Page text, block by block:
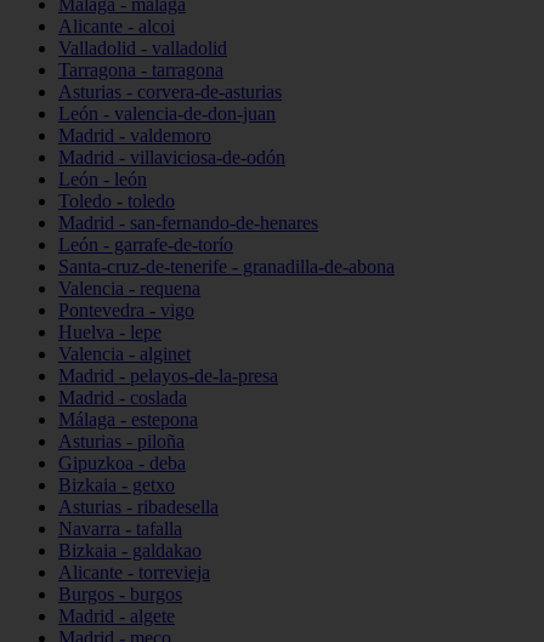
Málaga - málaga
Alicante - alcoi
Valladolid - valladolid
Tarragona - tarragona
Asturias - corvera-de-asturias
León - valencia-de-don-juan
Madrid - valdemoro
Madrid - villaviciosa-de-odón
León - león
Toledo - toledo
Madrid - san-fernando-de-henares
León - garrafe-de-torío
Santa-cruz-de-tenerife - granadilla-de-abona
Valencia - requena
Pontevedra - vigo
Huelva - lepe
Valencia - alginet
Madrid - pelayos-de-la-presa
Madrid - coslada
Málaga - estepona
Asturias - piloña
Gipuzkoa - deba
Bizkaia - getxo
Asturias - ribadesella
Navarra - tafalla
Bizkaia - galdakao
Alicante - torrevieja
Burgos - burgos
Madrid - algete
Madrid - meco